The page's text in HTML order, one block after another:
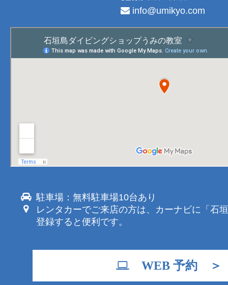
info@umikyo.com
駐車場：無料駐車場10台あり
レンタカーでご来店の方は、カーナビに「石
登録すると便利です。
WEB 予約 ＞